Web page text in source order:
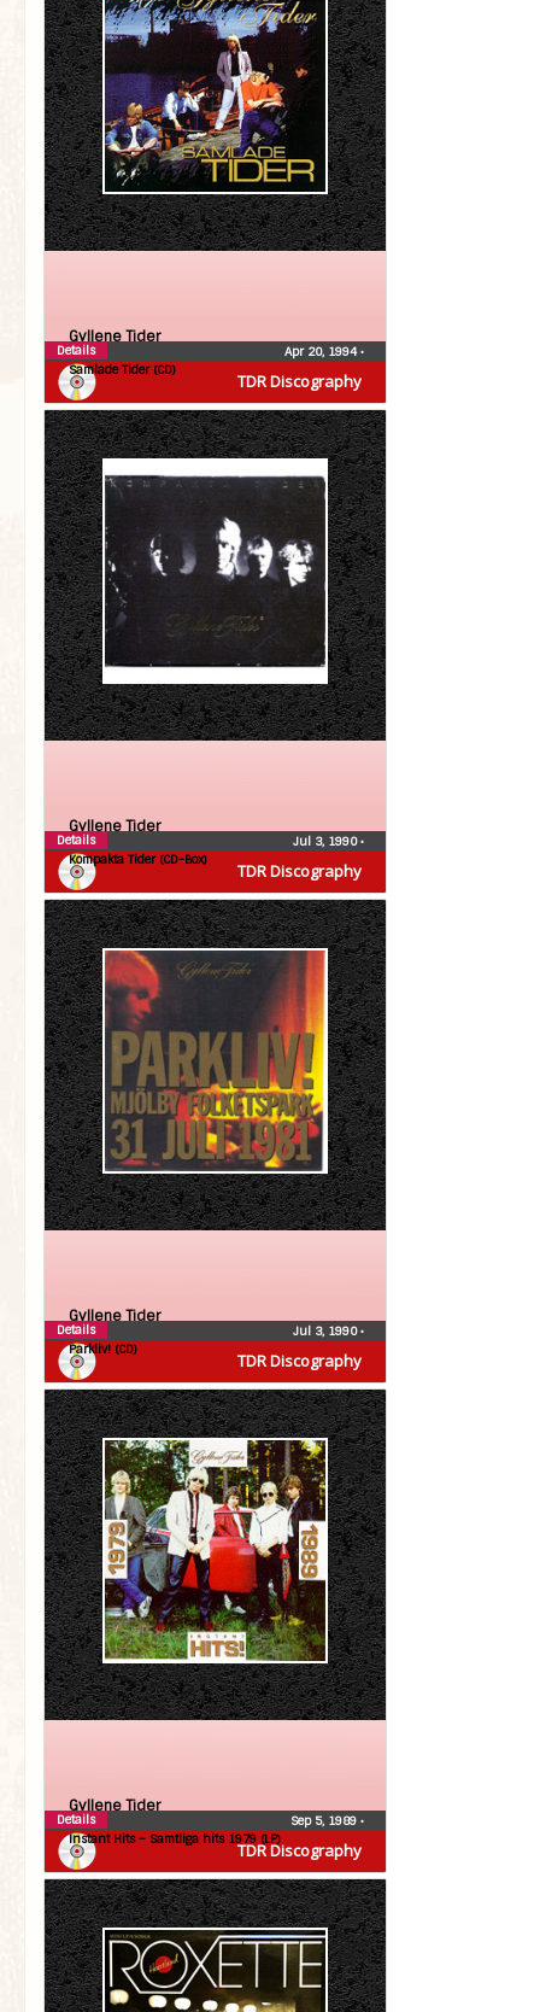
TDR Discography
Gyllene Tider
Samlade Tider (CD)
Apr 20, 1994•
Details
TDR Discography
Gyllene Tider
Kompakta Tider (CD-Box)
Jul 3, 1990•
Details
TDR Discography
Gyllene Tider
Parkliv! (CD)
Jul 3, 1990•
Details
TDR Discography
Gyllene Tider
Instant Hits – Samtliga hits 1979 (LP)
Sep 5, 1989 •
Details